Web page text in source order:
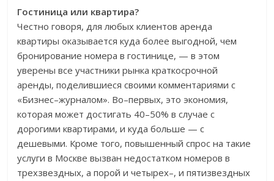
Гостиница или квартира?
Честно говоря, для любых клиентов аренда
квартиры оказывается куда более выгодной, чем
бронирование номера в гостинице, — в этом
уверены все участники рынка краткосрочной
аренды, поделившиеся своими комментариями с
«Бизнес–журналом». Во–первых, это экономия,
которая может достигать 40–50% в случае с
дорогими квартирами, и куда больше — с
дешевыми. Кроме того, повышенный спрос на такие
услуги в Москве вызван недостатком номеров в
трехзвездных, а порой и четырех–, и пятизвездных